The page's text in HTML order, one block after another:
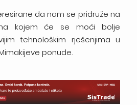
da nam se pridruže na
na kojem će se moći bolje
tehnološkim rješenjima u
ponude.